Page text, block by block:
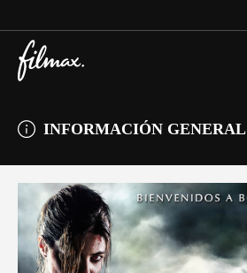
INFORMACIÓN GENERAL